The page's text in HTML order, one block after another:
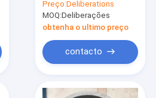
12 polegadas que
ajusta o conjunto do
cubo do reboque 5x5
Preço:Deliberations
MOQ:Deliberações
obtenha o ultimo preço
contacto